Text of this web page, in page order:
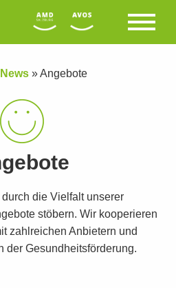
News»Angebote
die Vielfalt unserer
stöbern. Wir kooperieren
zahlreichen Anbietern und
der Gesundheitsförderung.